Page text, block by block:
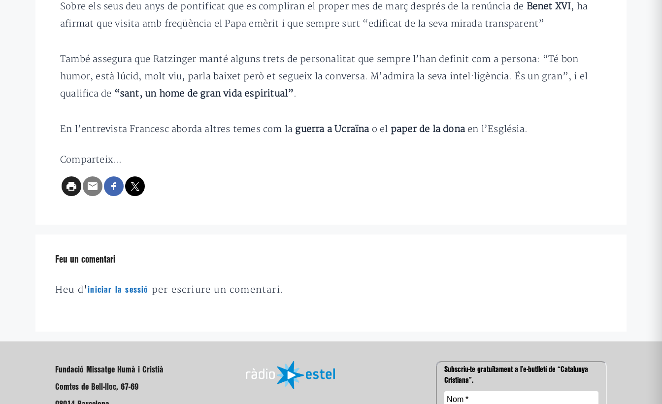
Sobre els seus deu anys de pontificat que es compliran el proper mes de març després de la renúncia de Benet XVI, ha
afirmat que visita amb freqüència el Papa emèrit i que sempre surt “edificat de la seva mirada transparent”
També assegura que Ratzinger manté alguns trets de personalitat que sempre l’han definit com a persona: “Té bon
humor, està lúcid, molt viu, parla baixet però et segueix la conversa. M’admira la seva intel·ligència. És un gran”, i el
qualifica de “sant, un home de gran vida espiritual”.
En l’entrevista Francesc aborda altres temes com la guerra a Ucraïnao el paper de la donaen l’Església.
Comparteix...
Feu un comentari
Heu d'iniciar la sessió per escriure un comentari.
Fundació Missatge Humà i Cristià
Comtes de Bell-lloc, 67-69
Subscriu-te gratuïtament a l’e-butlletí de “Catalunya
Cristiana”.